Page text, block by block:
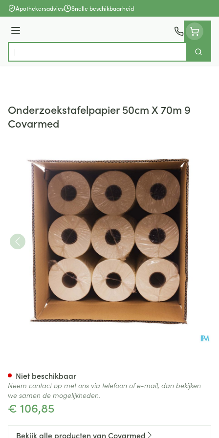
Ga naar de inhoud
Apothekersadvies Snelle beschikbaarheid
Menu
Product, merk, categorie...
Zoek
Onderzoekstafelpapier 50cm X 70m 9
Covarmed
€ 106,85
Niet beschikbaar
Neem contact op met ons via telefoon of e-mail, dan bekijken
we samen de mogelijkheden.
Bekijk alle producten van Covarmed